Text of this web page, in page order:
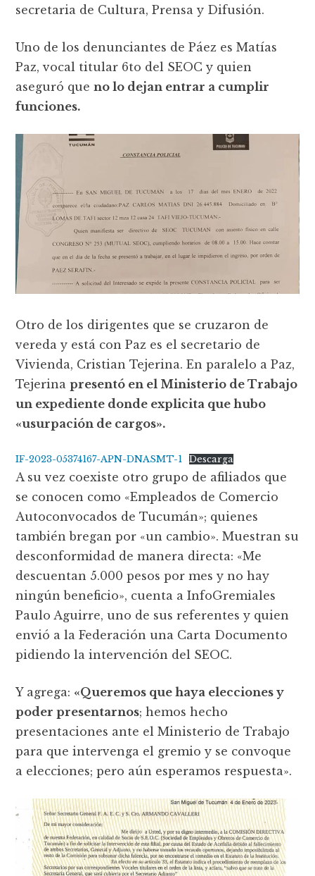
secretaria de Cultura, Prensa y Difusión.
Uno de los denunciantes de Páez es Matías
Paz, vocal titular 6to del SEOC y quien
aseguró queno lo dejan entrar a cumplir
funciones.
Otro de los dirigentes que se cruzaron de
vereda y está con Paz es el secretario de
Vivienda, Cristian Tejerina. En paralelo a Paz,
Tejerinapresentó en el Ministerio de Trabajo
un expediente donde explicita que hubo
«usurpación de cargos».
IF-2023-05374167-APN-DNASMT-1 Descarga
A su vez coexiste otro grupo de afiliados que
se conocen como «Empleados de Comercio
Autoconvocados de Tucumán»; quienes
también bregan por «un cambio». Muestran su
desconformidad de manera directa: «Me
descuentan 5.000 pesos por mes y no hay
ningún beneficio», cuenta a InfoGremiales
Paulo Aguirre, uno de sus referentes y quien
envió a la Federación una Carta Documento
pidiendo la intervención del SEOC.
Y agrega: «Queremos que haya elecciones y
poder presentarnos; hemos hecho
presentaciones ante el Ministerio de Trabajo
para que intervenga el gremio y se convoque
a elecciones; pero aún esperamos respuesta».